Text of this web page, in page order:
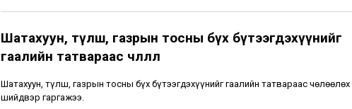
Шатахуун, түлш, газрын тосны бүх бүтээгдэхүүнийг
гаалийн татвараас чөлөөллөө
Шатахуун, түлш, газрын тосны бүх бүтээгдэхүүнийг гаалийн татвараас чөлөөлөх
шийдвэр гаргажээ.